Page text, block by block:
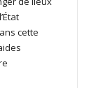
cette